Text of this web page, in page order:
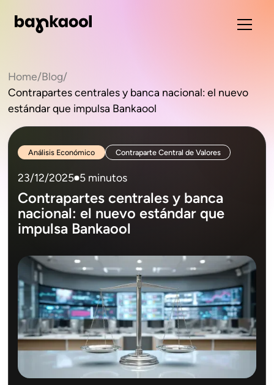
Home/Blog/
Contrapartes centrales y banca nacional: el nuevo
estándar que impulsa Bankaool
Análisis Económico Contraparte Central de Valores
23/12/2025 5 minutos
Contrapartes centrales y banca
nacional: el nuevo estándar que
impulsa Bankaool